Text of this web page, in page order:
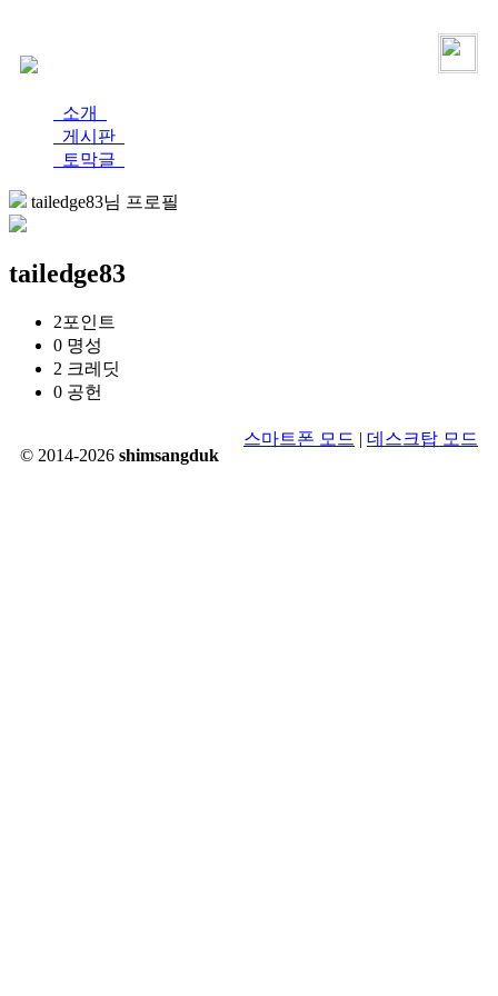
소개
게시판
토막글
tailedge83님 프로필
tailedge83
2포인트
0 명성
2 크레딧
0 공헌
© 2014-2026 shimsangduk
스마트폰 모드 | 데스크탑 모드